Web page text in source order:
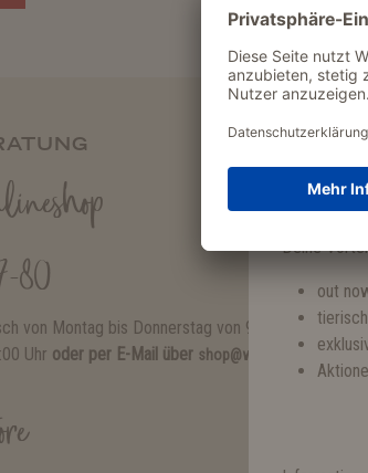
80
von Montag bis Donnerstag von 9:00 – 16:00 Uhr
Uhr oder per E-Mail über shop@wolters-cat-dog.de
Jetzt zum
erhalten!
Deine
out